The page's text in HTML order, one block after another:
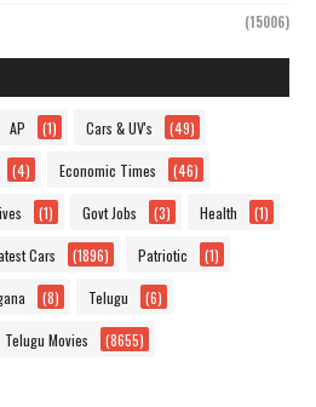
(15006)
AP (1) Cars & UV's (49)
(4) Economic Times (46)
(1) Govt Jobs (3) Health (1)
Cars (1896) Patriotic (1)
(8) Telugu (6)
Telugu Movies (8655)